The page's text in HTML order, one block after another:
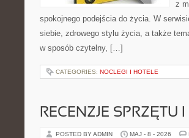
z
spokojnego podejścia do życia. W
siebie, zdrowego stylu życia, a także
w sposób czytelny, […]
CATEGORIES: NOCLEGI I HOTELE
RECENZJE
POSTED BY ADMIN MAJ - 8 - 2026